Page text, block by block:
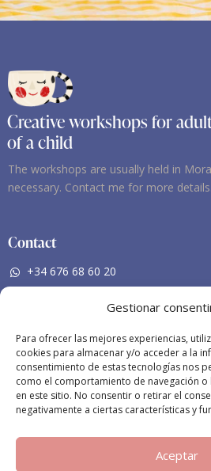
Gestionar
Para ofrecer las mejores experiencias,
cookies para almacenar y/o acceder a la
consentimiento de estas tecnologías nos
como el comportamiento de navegación o
en este sitio. No consentir o retirar el
negativamente a ciertas características y
Aceptar
Creative workshops for
of a child
The workshops are usually held in
necessary. Contact me for more details.
Contact
+34 676 68 60 20
Social Networking
Facebook
Instagram